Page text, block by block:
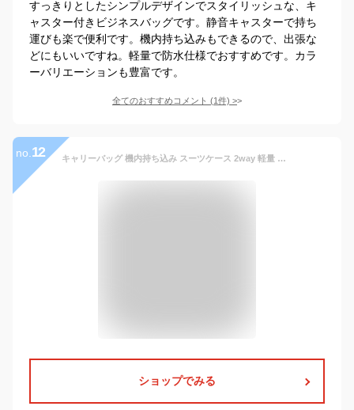
すっきりとしたシンプルデザインでスタイリッシュな、キ
ャスター付きビジネスバッグです。静音キャスターで持ち
運びも楽で便利です。機内持ち込みもできるので、出張な
どにもいいですね。軽量で防水仕様でおすすめです。カラ
ーバリエーションも豊富です。
全てのおすすめコメント (1件) >
no. 12 キャリーバッグ 機内持ち込み スーツケース 2way 軽量 大容量 リュック キャスター付き バックパック PC収納 ソフトキャリーバッグ ビジネスバッグ キャリーリュック 旅行 出張 キャリーケース 修学旅行 ビジネス出張 旅行かばん 帰省 災害 避難 防災グッズ a4 b4
ショップでみる